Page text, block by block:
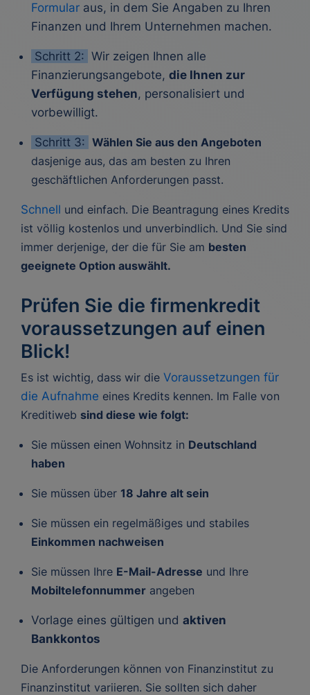
Formular aus, in dem Sie Angaben zu Ihren
Finanzen und Ihrem Unternehmen machen.
Schritt 2: Wir zeigen Ihnen alle
Finanzierungsangebote, die Ihnen zur
Verfügung stehen, personalisiert und
vorbewilligt.
Schritt 3: Wählen Sie aus den Angeboten
dasjenige aus, das am besten zu Ihren
geschäftlichen Anforderungen passt.
Schnell und einfach. Die Beantragung eines Kredits
ist völlig kostenlos und unverbindlich. Und Sie sind
immer derjenige, der die für Sie am besten
geeignete Option auswählt.
Prüfen Sie die firmenkredit
voraussetzungen auf einen
Blick!
Es ist wichtig, dass wir die Voraussetzungen für
die Aufnahme eines Kredits kennen. Im Falle von
Kreditiweb sind diese wie folgt:
Sie müssen einen Wohnsitz in Deutschland
haben
Sie müssen über 18 Jahre alt sein
Sie müssen ein regelmäßiges und stabiles
Einkommen nachweisen
Sie müssen Ihre E-Mail-Adresse und Ihre
Mobiltelefonnummer angeben
Vorlage eines gültigen und aktiven
Bankkontos
Die Anforderungen können von Finanzinstitut zu
Finanzinstitut variieren. Sie sollten sich daher